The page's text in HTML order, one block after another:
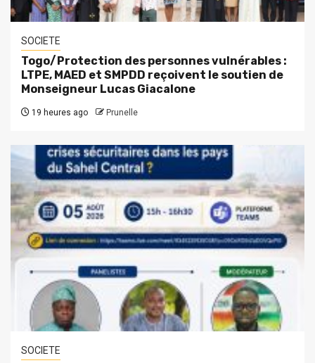
SOCIETE
Togo/Protection des personnes vulnérables :
LTPE, MAED et SMPDD reçoivent le soutien de
Monseigneur Lucas Giacalone
19 heures ago Prunelle
SOCIETE